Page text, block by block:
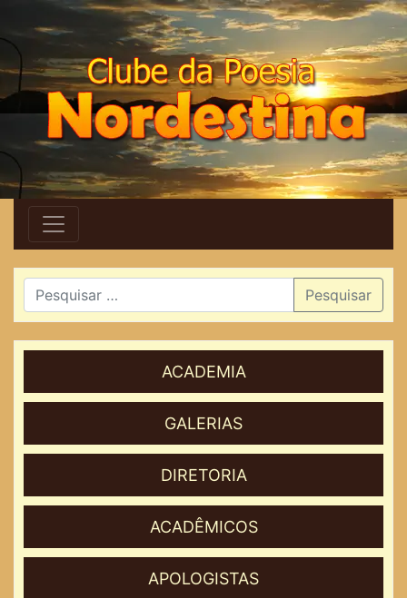
Pesquisar
ACADEMIA
GALERIAS
DIRETORIA
ACADÊMICOS
APOLOGISTAS